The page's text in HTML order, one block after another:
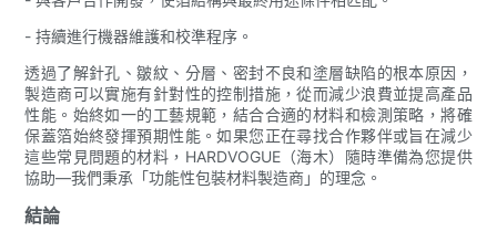
- 持續進行機器維護和校準程序。
透過了解針孔、皺紋、分層、密封不良和塗層缺陷的根本原因，
製造商可以實施有針對性的控制措施，從而減少浪費並提高產品
性能。始終如一的工藝規範，結合合適的材料和檢測策略，將確
保蓋箔始終發揮預期性能。如果您正在尋找合作夥伴或旨在減少
這些常見問題的材料，HARDVOGUE（海木）隨時準備為您提供
協助—我們秉承「功能性包裝材料製造商」的理念。
結論